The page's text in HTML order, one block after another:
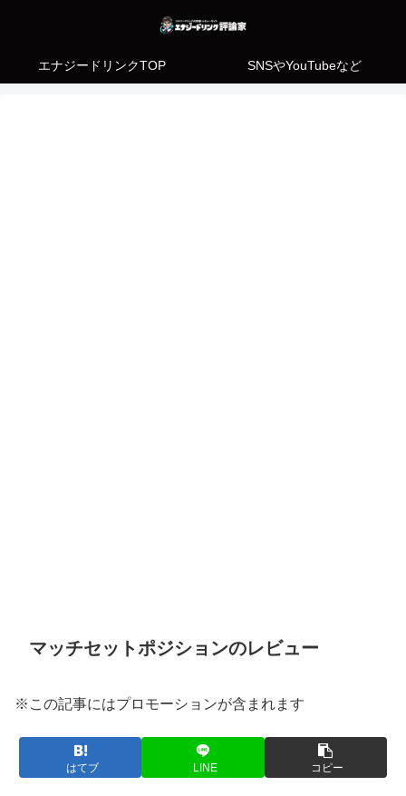
エナジードリンクTOP SNSやYouTubeなど
マッチセットポジションのレビュー
※この記事にはプロモーションが含まれます
はてブ LINE コピー